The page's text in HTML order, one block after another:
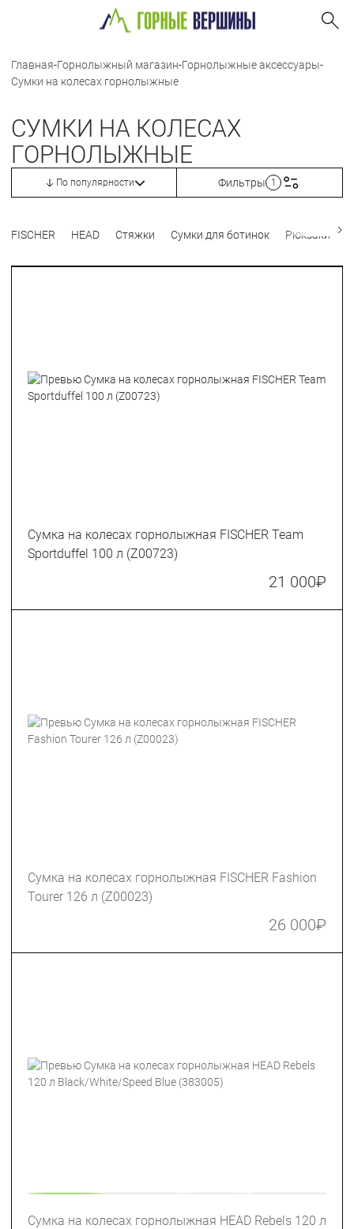
Главная-Горнолыжный магазин-Горнолыжные аксессуары-
Сумки на колесах горнолыжные
СУМКИ НА КОЛЕСАХ
ГОРНОЛЫЖНЫЕ
По популярности Фильтры 1
FISCHER HEAD Стяжки Сумки для ботинок Рюкзаки
Сумка на колесах горнолыжная FISCHER Team
Sportduffel 100 л (Z00723)
21 000₽
Сумка на колесах горнолыжная FISCHER Fashion
Tourer 126 л (Z00023)
26 000₽
Сумка на колесах горнолыжная HEAD Rebels 120 л